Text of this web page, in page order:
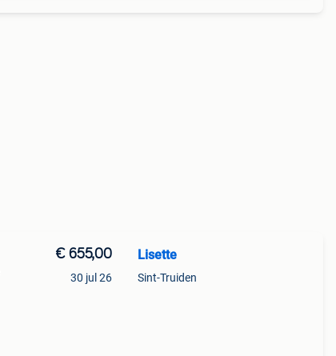
€ 655,00
30 jul 26
Lisette
Sint-Truiden